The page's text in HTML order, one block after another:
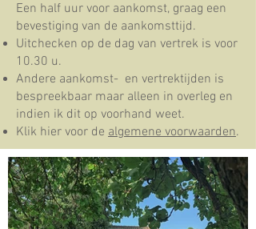
Een half uur voor aankomst, graag een
bevestiging van de aankomsttijd.
Uitchecken op de dag van vertrek is voor
10.30 u.
Andere aankomst- en vertrektijden is
bespreekbaar maar alleen in overleg en
indien ik dit op voorhand weet.
Klik hier voor de algemene voorwaarden.